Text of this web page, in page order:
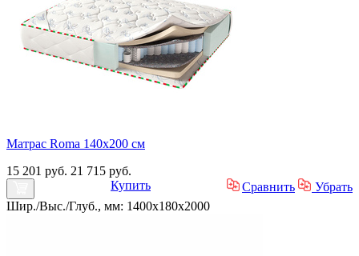
Матрас Roma 140х200 см
15 201 руб. 21 715 руб.
Купить
Сравнить
Убрать
Шир./Выс./Глуб., мм: 1400x180x2000